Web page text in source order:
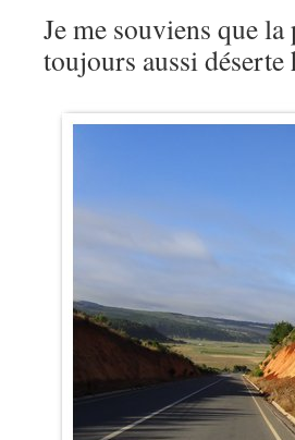
Je me souviens que
toujours aussi